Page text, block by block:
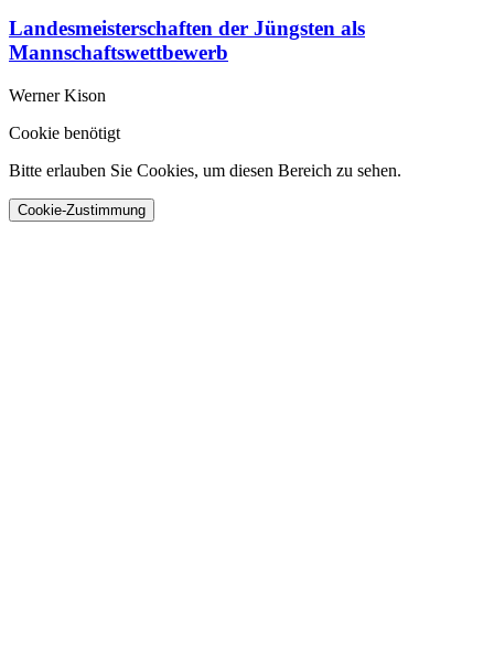
Landesmeisterschaften der Jüngsten als
Mannschaftswettbewerb
Werner Kison
Cookie benötigt
Bitte erlauben Sie Cookies, um diesen Bereich zu sehen.
Cookie-Zustimmung